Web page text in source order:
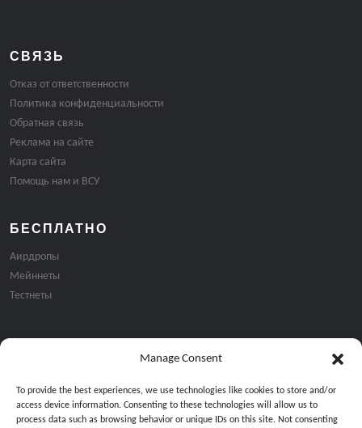
Manage Consent
To provide the best experiences, we use technologies like cookies to store and/or
access device information. Consenting to these technologies will allow us to
process data such as browsing behavior or unique IDs on this site. Not consenting
СВЯЗЬ
Отказ от ответственности
Политика конфиденциальности
Обратная связь
Реклама на сайте
Карта сайта
Помощь нам и ВСУ
БЕСПЛАТНО
Аирдропы
Мейннеты
Тестнеты
Подписка на email рассылку: